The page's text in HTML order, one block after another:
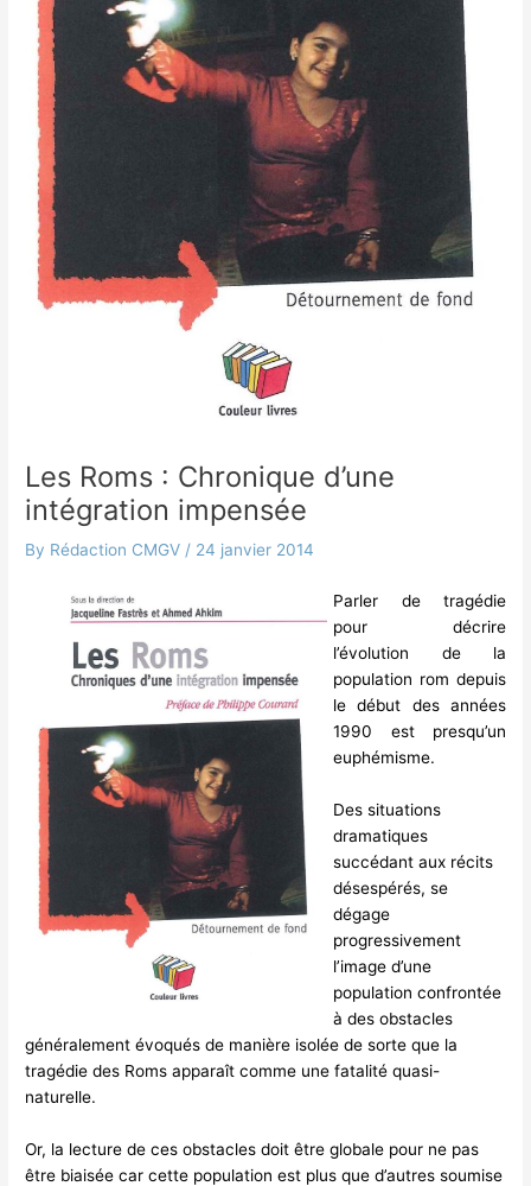
Les Roms : Chronique d’une
intégration impensée
By Rédaction CMGV / 24 janvier 2014
Parler de tragédie
pour décrire
l’évolution de la
population rom depuis
le début des années
1990 est presqu’un
euphémisme.
Des situations
dramatiques
succédant aux récits
désespérés, se
dégage
progressivement
l’image d’une
population confrontée
à des obstacles
généralement évoqués de manière isolée de sorte que la
tragédie des Roms apparaît comme une fatalité quasi-
naturelle.
Or, la lecture de ces obstacles doit être globale pour ne pas
être biaisée car cette population est plus que d’autres soumise